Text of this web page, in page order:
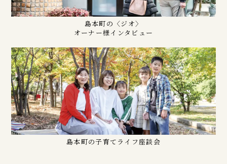
島本町の〈ジオ〉
オーナー様インタビュー
島本町の子育てライフ座談会